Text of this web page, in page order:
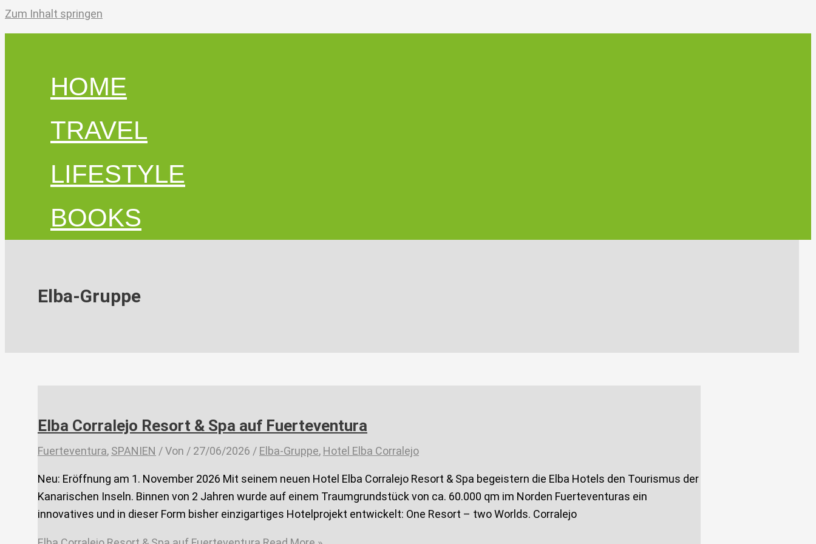
Zum Inhalt springen
HOME
TRAVEL
LIFESTYLE
BOOKS
Elba-Gruppe
Elba Corralejo Resort & Spa auf Fuerteventura
Fuerteventura, SPANIEN / Von / 27/06/2026 / Elba-Gruppe, Hotel Elba Corralejo
Neu: Eröffnung am 1. November 2026 Mit seinem neuen Hotel Elba Corralejo Resort & Spa begeistern die Elba Hotels den Tourismus der
Kanarischen Inseln. Binnen von 2 Jahren wurde auf einem Traumgrundstück von ca. 60.000 qm im Norden Fuerteventuras ein
innovatives und in dieser Form bisher einzigartiges Hotelprojekt entwickelt: One Resort – two Worlds. Corralejo